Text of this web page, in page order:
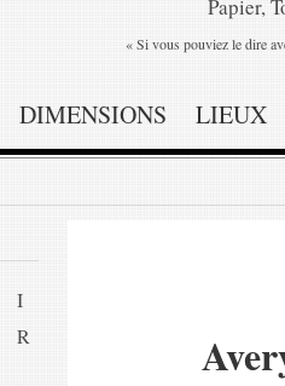
Papier,
« Si vous pouviez le dire
DIMENSIONS LIEUX
I
R